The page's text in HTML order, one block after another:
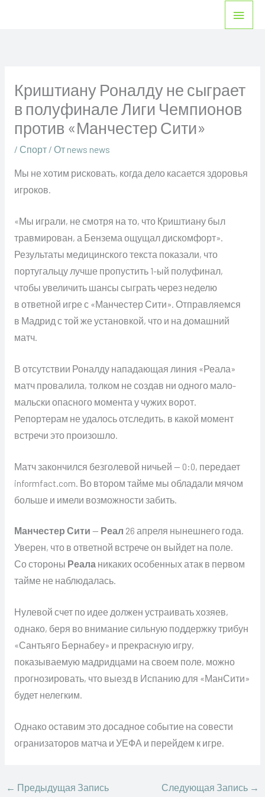
Криштиану Роналду не сыграет
в полуфинале Лиги Чемпионов
против «Манчестер Сити»
/ Спорт/ От news news
Мы не хотим рисковать, когда дело касается здоровья
игроков.
«Мы играли, не смотря на то, что Криштиану был
травмирован, а Бензема ощущал дискомфорт».
Результаты медицинского текста показали, что
португальцу лучше пропустить 1-ый полуфинал,
чтобы увеличить шансы сыграть через неделю
в ответной игре с «Манчестер Сити». Отправляемся
в Мадрид с той же установкой, что и на домашний
матч.
В отсутствии Роналду нападающая линия «Реала»
матч провалила, толком не создав ни одного мало-
мальски опасного момента у чужих ворот.
Репортерам не удалось отследить, в какой момент
встречи это произошло.
Матч закончился безголевой ничьей — 0:0, передает
informfact.com. Во втором тайме мы обладали мячом
больше и имели возможности забить.
Манчестер Сити — Реал 26 апреля нынешнего года.
Уверен, что в ответной встрече он выйдет на поле.
Со стороны Реаланикаких особенных атак в первом
тайме не наблюдалась.
Нулевой счет по идее должен устраивать хозяев,
однако, беря во внимание сильную поддержку трибун
«Сантьяго Бернабеу» и прекрасную игру,
показываемую мадридцами на своем поле, можно
прогнозировать, что выезд в Испанию для «МанСити»
будет нелегким.
Однако оставим это досадное событие на совести
огранизаторов матча и УЕФА и перейдем к игре.
← Предыдущая Запись Следующая Запись →